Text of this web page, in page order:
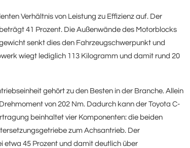
Verhältnis von Leistung zu Effizienz auf. Der
41 Prozent. Die Außenwände des Motorblocks
senkt dies den Fahrzeugschwerpunkt und
wiegt lediglich 113 Kilogramm und damit rund 20
gehört zu den Besten in der Branche. Allein
von 202 Nm. Dadurch kann der Toyota C-
beinhaltet vier Komponenten: die beiden
zum Achsantrieb. Der
45 Prozent und damit deutlich über